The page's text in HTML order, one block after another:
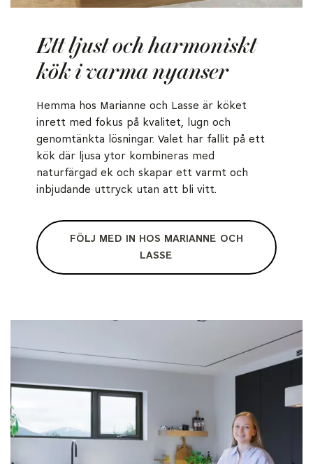
Ett ljust och harmoniskt
kök i varma nyanser
Hemma hos Marianne och Lasse är köket
inrett med fokus på kvalitet, lugn och
genomtänkta lösningar. Valet har fallit på ett
kök där ljusa ytor kombineras med
naturfärgad ek och skapar ett varmt och
inbjudande uttryck utan att bli vitt.
FÖLJ MED IN HOS MARIANNE OCH
LASSE